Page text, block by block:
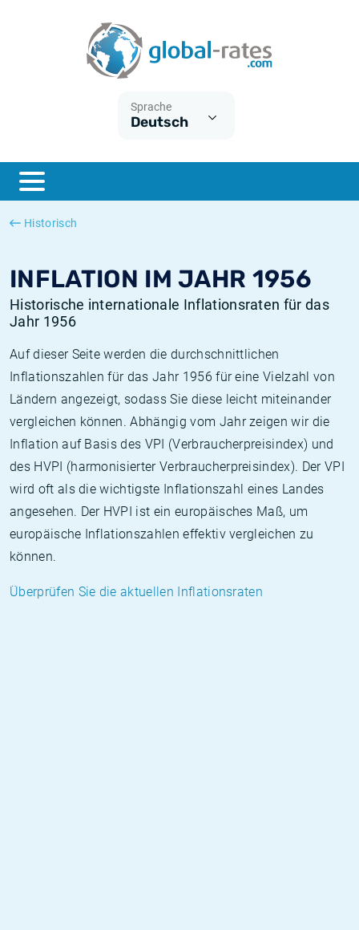
Sprache
Deutsch
Historisch
INFLATION IM JAHR 1956
Historische internationale Inflationsraten für das
Jahr 1956
Auf dieser Seite werden die durchschnittlichen
Inflationszahlen für das Jahr 1956 für eine Vielzahl von
Ländern angezeigt, sodass Sie diese leicht miteinander
vergleichen können. Abhängig vom Jahr zeigen wir die
Inflation auf Basis des VPI (Verbraucherpreisindex) und
des HVPI (harmonisierter Verbraucherpreisindex). Der VPI
wird oft als die wichtigste Inflationszahl eines Landes
angesehen. Der HVPI ist ein europäisches Maß, um
europäische Inflationszahlen effektiv vergleichen zu
können.
Überprüfen Sie die aktuellen Inflationsraten
ESTER
SONIA
Was ist die VPI-Inflation?
Was ist die HVPI-Inflation?
Deutsche inflation
Europäische inflation
Historische Euribor-Sätze
Historische ESTER-Sätze
Historische SOFR-Sätze
Historische SONIA-Sätze
Inflationsrechner